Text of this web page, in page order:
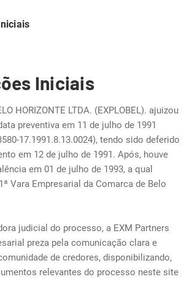
Iniciais
HORIZONTE LTDA. (EXPLOBEL). ajuizou
preventiva em 11 de julho de 1991
17.1991.8.13.0024), tendo sido deferido
em 12 de julho de 1991. Após, houve
em 01 de julho de 1993, a qual
Vara Empresarial da Comarca de Belo
judicial do processo, a EXM Partners
preza pela comunicação clara e
de credores, disponibilizando,
relevantes do processo neste site